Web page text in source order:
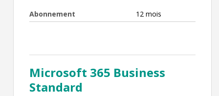
Abonnement 12 mois
Microsoft 365 Business
Standard